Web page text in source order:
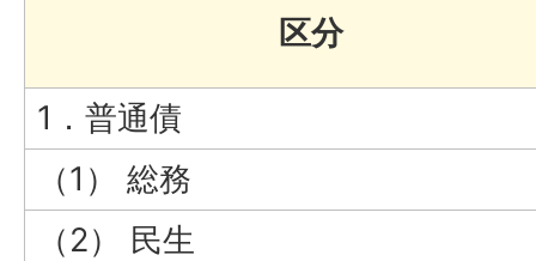
区分
1．普通債
（1） 総務
（2） 民生